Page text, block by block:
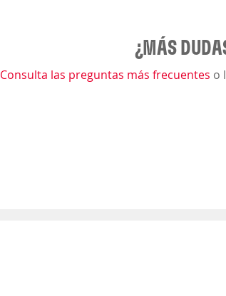
¿MÁS
Consulta las preguntas más frecuentes o